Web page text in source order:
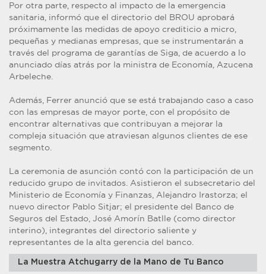
Por otra parte, respecto al impacto de la emergencia
sanitaria, informó que el directorio del BROU aprobará
próximamente las medidas de apoyo crediticio a micro,
pequeñas y medianas empresas, que se instrumentarán a
través del programa de garantías de Siga, de acuerdo a lo
anunciado días atrás por la ministra de Economía, Azucena
Arbeleche.
Además, Ferrer anunció que se está trabajando caso a caso
con las empresas de mayor porte, con el propósito de
encontrar alternativas que contribuyan a mejorar la
compleja situación que atraviesan algunos clientes de ese
segmento.
La ceremonia de asunción contó con la participación de un
reducido grupo de invitados. Asistieron el subsecretario del
Ministerio de Economía y Finanzas, Alejandro Irastorza; el
nuevo director Pablo Sitjar; el presidente del Banco de
Seguros del Estado, José Amorín Batlle (como director
interino), integrantes del directorio saliente y
representantes de la alta gerencia del banco.
La Muestra Atchugarry de la Mano de Tu Banco